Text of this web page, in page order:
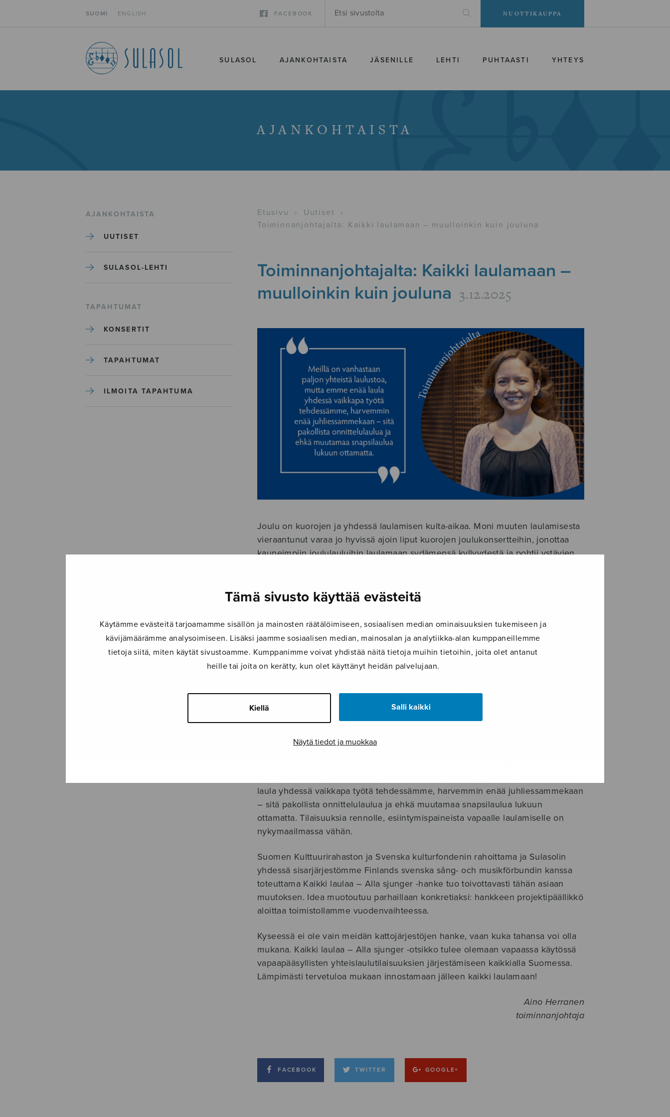
Tämä sivusto käyttää evästeitä
Käytämme evästeitä tarjoamamme sisällön ja mainosten räätälöimiseen, sosiaalisen median ominaisuuksien tukemiseen ja
kävijämäärämme analysoimiseen. Lisäksi jaamme sosiaalisen median, mainosalan ja analytiikka-alan kumppaneillemme
tietoja siitä, miten käytät sivustoamme. Kumppanimme voivat yhdistää näitä tietoja muihin tietoihin, joita olet antanut
heille tai joita on kerätty, kun olet käyttänyt heidän palvelujaan.
Kiellä Salli kaikki
Näytä tiedot ja muokkaa
SUOMI ENGLISH FACEBOOK NUOTTIKAUPPA
SULASOL AJANKOHTAISTA JÄSENILLE LEHTI PUHTAASTI YHTEYS
AJANKOHTAISTA
AJANKOHTAISTA
UUTISET
SULASOL-LEHTI
TAPAHTUMAT
KONSERTIT
TAPAHTUMAT
ILMOITA TAPAHTUMA
Etusivu › Uutiset
›
Toiminnanjohtajalta: Kaikki laulamaan – muulloinkin kuin jouluna
Toiminnanjohtajalta: Kaikki laulamaan –
muulloinkin kuin jouluna 3.12.2025
Joulu on kuorojen ja yhdessä laulamisen kulta-aikaa. Moni muuten laulamisesta
vieraantunut varaa jo hyvissä ajoin liput kuorojen joulukonsertteihin, jonottaa
kauneimpiin joululauluihin laulamaan sydämensä kyllyydestä ja pohtii ystävien
Jouluun liittyy yhtäältä paljon odotuksia ja paineita, mutta toisaalta vuoden
pimeimmät päivät ja joulunpyhät myös kutsuvat rauhoittumaan. Laulamisen
rentouttava, yhteyttä kehoon palauttava ja mieltä hellivä vaikutus onkin
joulumenojen vastapainona.
Joulukonserttini alkoivat tänäkin vuonna Musiikkitalon Jouluisista yhteislauluista,
Tapiolan kuoro Pasi Hyökin johdolla, laulua säesti kuorolaisista koottu jousiyhtye
ja sali oli ääriään myöten täynnä innokkaita laulajia ja isompiakin
kuoroporukoita. Konsertti on kuunneltavissa
loppuun asti.
laula yhdessä vaikkapa työtä tehdessämme, harvemmin enää juhliessammekaan
– sitä pakollista onnittelulaulua ja ehkä muutamaa snapsilaulua lukuun
ottamatta. Tilaisuuksia rennolle, esiintymispaineista vapaalle laulamiselle on
nykymaailmassa vähän.
Suomen Kulttuurirahaston ja Svenska kulturfondenin rahoittama ja Sulasolin
yhdessä sisarjärjestömme Finlands svenska sång- och musikförbundin kanssa
toteuttama Kaikki laulaa – Alla sjunger -hanke tuo toivottavasti tähän asiaan
muutoksen. Idea muotoutuu parhaillaan konkretiaksi: hankkeen projektipäällikkö
aloittaa toimistollamme vuodenvaihteessa.
Kyseessä ei ole vain meidän kattojärjestöjen hanke, vaan kuka tahansa voi olla
mukana. Kaikki laulaa – Alla sjunger -otsikko tulee olemaan vapaassa käytössä
vapaapääsyllisten yhteislaulutilaisuuksien järjestämiseen kaikkialla Suomessa.
Lämpimästi tervetuloa mukaan innostamaan jälleen kaikki laulamaan!
Aino Herranen
toiminnanjohtaja
FACEBOOK TWITTER GOOGLE+